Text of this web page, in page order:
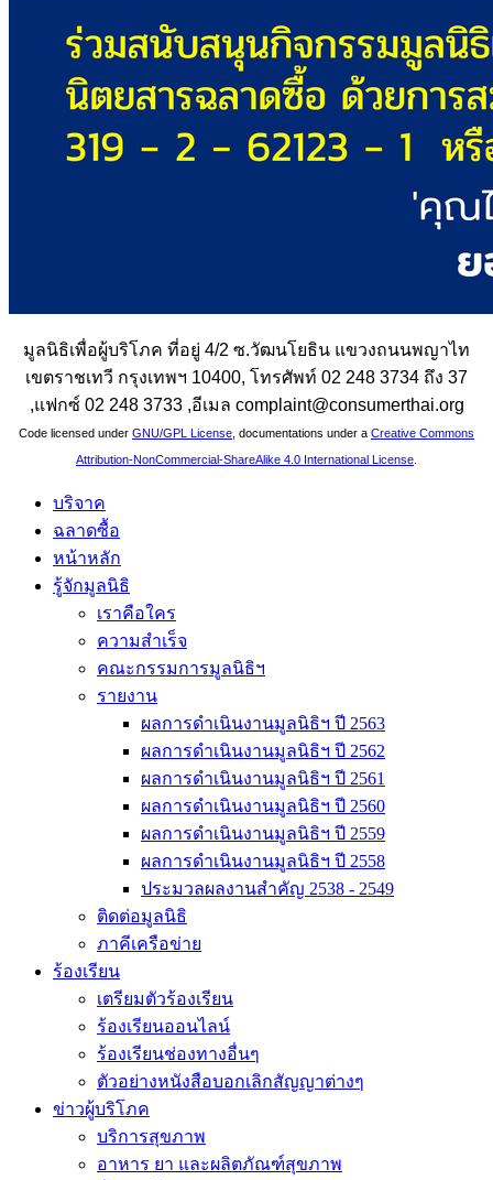
มูลนิธิเพื่อผู้บริโภค ที่อยู่ 4/2 ซ.วัฒนโยธิน แขวงถนนพญาไท
เขตราชเทวี กรุงเทพฯ 10400, โทรศัพท์ 02 248 3734 ถึง 37
,แฟกซ์ 02 248 3733 ,อีเมล complaint@consumerthai.org
Code licensed under GNU/GPL License , documentations under a Creative Commons
Attribution-NonCommercial-ShareAlike 4.0 International License
บริจาค
ฉลาดซื้อ
หน้าหลัก
รู้จักมูลนิธิ
เราคือใคร
ความสำเร็จ
คณะกรรมการมูลนิธิฯ
รายงาน
ผลการดำเนินงานมูลนิธิฯ ปี 2563
ผลการดำเนินงานมูลนิธิฯ ปี 2562
ผลการดำเนินงานมูลนิธิฯ ปี 2561
ผลการดำเนินงานมูลนิธิฯ ปี 2560
ผลการดำเนินงานมูลนิธิฯ ปี 2559
ผลการดำเนินงานมูลนิธิฯ ปี 2558
ประมวลผลงานสำคัญ 2538 - 2549
ติดต่อมูลนิธิ
ภาคีเครือข่าย
ร้องเรียน
เตรียมตัวร้องเรียน
ร้องเรียนออนไลน์
ร้องเรียนช่องทางอื่นๆ
ตัวอย่างหนังสือบอกเลิกสัญญาต่างๆ
ข่าวผู้บริโภค
บริการสุขภาพ
อาหาร ยา และผลิตภัณฑ์สุขภาพ